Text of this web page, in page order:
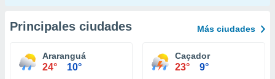
Principales ciudades Más ciudades
Araranguá
24° 10°
Caçador
23° 9°